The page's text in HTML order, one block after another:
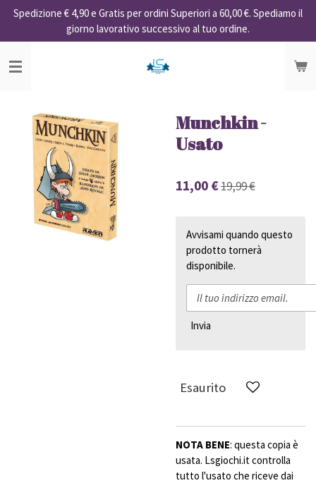
Vai
contenuto
principale
Spedizione € 4,90 e Gratis per ordini Superiori a 60,00 €. Spediamo il
giorno lavorativo successivo al tuo ordine.
Munchkin -
Usato
11,00 €19,99 €
Avvisami quando questo
prodotto tornerà
disponibile.
Invia
Esaurito
NOTA BENE: questa copia è
usata. Lsgiochi.it controlla
tutto l'usato che riceve dai